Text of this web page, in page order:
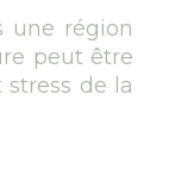
une région
peut être
de la